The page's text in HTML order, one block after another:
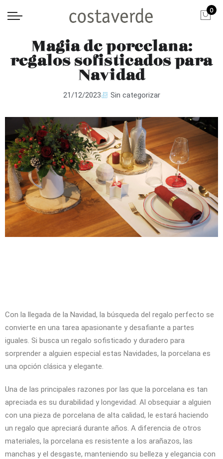
0
Magia de porcelana:
regalos sofisticados para
Navidad
21/12/2023 Sin categorizar
Con la llegada de la Navidad, la búsqueda del regalo perfecto se
convierte en una tarea apasionante y desafiante a partes
iguales. Si busca un regalo sofisticado y duradero para
sorprender a alguien especial estas Navidades, la porcelana es
una opción clásica y elegante.
Una de las principales razones por las que la porcelana es tan
apreciada es su durabilidad y longevidad. Al obsequiar a alguien
con una pieza de porcelana de alta calidad, le estará haciendo
un regalo que apreciará durante años. A diferencia de otros
materiales, la porcelana es resistente a los arañazos, las
manchas y el desgaste, manteniendo su belleza y elegancia con